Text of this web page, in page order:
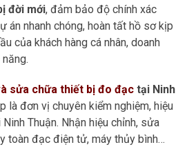
đời mới, đảm bảo độ chính xác
án nhanh chóng, hoàn tất hồ sơ kịp
của khách hàng cá nhân, doanh
sửa chữa thiết bị đo đạc tại Ninh
là đơn vị chuyên kiểm nghiệm, hiệu
Thuận. Nhận hiệu chỉnh, sửa
toàn đạc điện tử, máy thủy bình…